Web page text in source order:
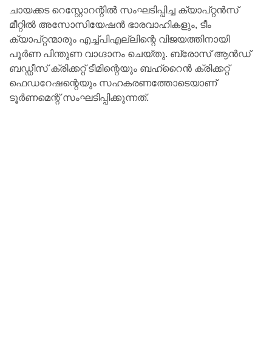
ചായക്കട റെസ്റ്റോറന്റില്‍ സംഘടിപ്പിച്ച ക്യാപ്റ്റന്‍സ്
മീറ്റില്‍ അസോസിയേഷന്‍ ഭാരവാഹികളും, ടീം
ക്യാപ്റ്റന്മാരും എച്ച്പിഎല്ലിന്റെ വിജയത്തിനായി
പൂര്‍ണ പിന്തുണ വാഗ്ദാനം ചെയ്തു. ബ്രോസ് ആന്‍ഡ്
ബഡ്ഡീസ് ക്രിക്കറ്റ് ടീമിന്റെയും ബഹ്റൈന്‍ ക്രിക്കറ്റ്
ഫെഡറേഷന്റെയും സഹകരണത്തോടെയാണ്
ടൂര്‍ണമെന്റ് സംഘടിപ്പിക്കുന്നത്.